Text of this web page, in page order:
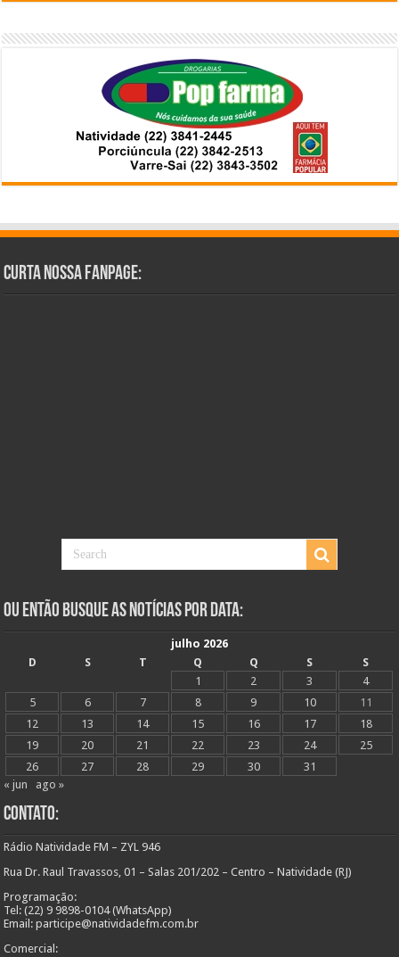
Curta Nossa Fanpage:
Ou Então Busque as Notícias Por Data:
julho 2026
D
S T Q Q S
S
1
2 3
4
5
6 7 8 9 10
11
12
13 14 15 16 17
18
19
20 21 22 23 24
25
26
27 28 29 30
31
« jun
ago »
Contato:
Rádio Natividade FM – ZYL 946
Rua Dr. Raul Travassos, 01 – Salas 201/202 – Centro – Natividade (RJ)
Programação:
Tel: (22) 9 9898-0104 (WhatsApp)
Email: participe@natividadefm.com.br
Comercial: